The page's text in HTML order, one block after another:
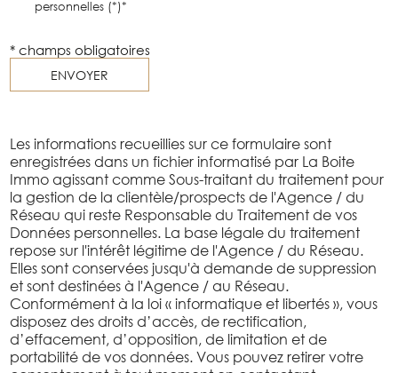
personnelles (*)*
* champs obligatoires
ENVOYER
Les informations recueillies sur ce formulaire sont
enregistrées dans un fichier informatisé par La Boite
Immo agissant comme Sous-traitant du traitement pour
la gestion de la clientèle/prospects de l'Agence / du
Réseau qui reste Responsable du Traitement de vos
Données personnelles. La base légale du traitement
repose sur l'intérêt légitime de l'Agence / du Réseau.
Elles sont conservées jusqu'à demande de suppression
et sont destinées à l'Agence / au Réseau.
Conformément à la loi « informatique et libertés », vous
disposez des droits d’accès, de rectification,
d’effacement, d’opposition, de limitation et de
portabilité de vos données. Vous pouvez retirer votre